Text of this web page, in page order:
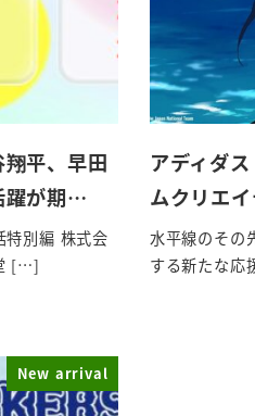
翔平、早田
躍が期…
特別編 株式会
[…]
アディダ
ムクリエ
水平線のその
する新たな
New arrival